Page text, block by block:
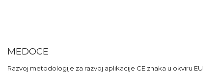
MEDOCE
Razvoj metodologije za razvoj aplikacije CE znaka u okviru EU